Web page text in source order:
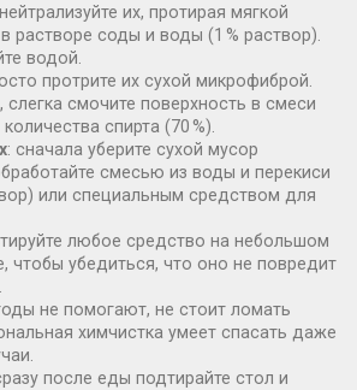
их, протирая мягкой
растворе соды и воды (1 % раствор).
водой.
протрите их сухой микрофиброй.
слегка смочите поверхность в смеси
спирта (70 %).
: сначала уберите сухой мусор
смесью из воды и перекиси
или специальным средством для
любое средство на небольшом
чтобы убедиться, что оно не повредит
не помогают, не стоит ломать
химчистка умеет спасать даже
после еды подтирайте стол и